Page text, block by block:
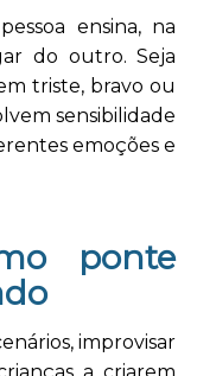
ensina, na
do outro. Seja
triste, bravo ou
sensibilidade
emoções e
ponte
improvisar